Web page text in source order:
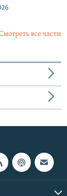
все части